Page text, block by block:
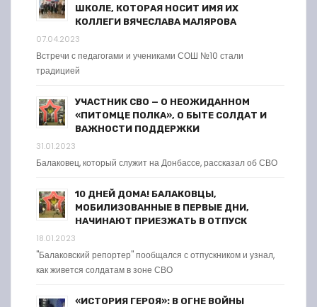
ШКОЛЕ, КОТОРАЯ НОСИТ ИМЯ ИХ
КОЛЛЕГИ ВЯЧЕСЛАВА МАЛЯРОВА
07.04.2023
Встречи с педагогами и учениками СОШ №10 стали
традицией
УЧАСТНИК СВО — О НЕОЖИДАННОМ
«ПИТОМЦЕ ПОЛКА», О БЫТЕ СОЛДАТ И
ВАЖНОСТИ ПОДДЕРЖКИ
31.01.2023
Балаковец, который служит на Донбассе, рассказал об СВО
10 ДНЕЙ ДОМА! БАЛАКОВЦЫ,
МОБИЛИЗОВАННЫЕ В ПЕРВЫЕ ДНИ,
НАЧИНАЮТ ПРИЕЗЖАТЬ В ОТПУСК
18.01.2023
"Балаковский репортер" пообщался с отпускником и узнал,
как живется солдатам в зоне СВО
«ИСТОРИЯ ГЕРОЯ»: В ОГНЕ ВОЙНЫ